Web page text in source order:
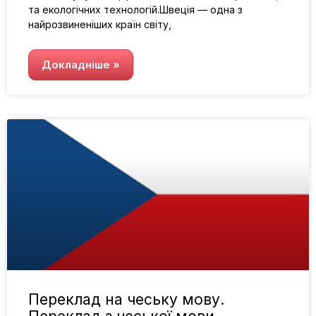
та екологічних технологій.Швеція — одна з
найрозвиненіших країн світу,
Докладніше »
Переклад на чеську мову.